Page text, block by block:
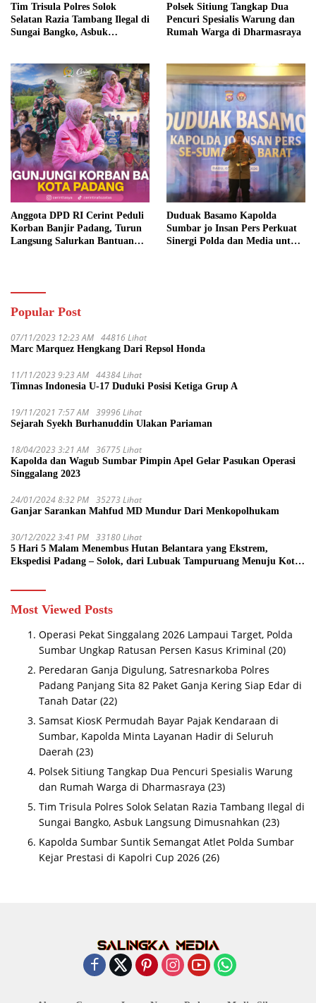
Tim Trisula Polres Solok
Selatan Razia Tambang Ilegal di
Sungai Bangko, Asbuk
Polsek Sitiung Tangkap Dua
Pencuri Spesialis Warung dan
Rumah Warga di Dharmasraya
Anggota DPD RI Cerint Peduli
Korban Banjir Padang, Turun
Langsung Salurkan Bantuan
Duduak Basamo Kapolda
Sumbar jo Insan Pers Perkuat
Sinergi Polda dan Media untuk
Popular Post
07/11/2023 12:23 AM 44816 Lihat
Marc Marquez Hengkang Dari Repsol Honda
11/11/2023 9:23 AM 44384 Lihat
Timnas Indonesia U-17 Duduki Posisi Ketiga Grup A
19/11/2021 7:57 AM 39996 Lihat
Sejarah Syekh Burhanuddin Ulakan Pariaman
18/04/2023 3:21 AM 36775 Lihat
Kapolda dan Wagub Sumbar Pimpin Apel Gelar Pasukan Operasi
Singgalang 2023
24/01/2024 8:32 PM 35273 Lihat
Ganjar Sarankan Mahfud MD Mundur Dari Menkopolhukam
30/12/2022 3:41 PM 33180 Lihat
5 Hari 5 Malam Menembus Hutan Belantara yang Ekstrem,
Ekspedisi Padang – Solok, dari Lubuak Tampuruang Menuju Koto
Most Viewed Posts
Operasi Pekat Singgalang 2026 Lampaui Target, Polda
Sumbar Ungkap Ratusan Persen Kasus Kriminal (20)
Peredaran Ganja Digulung, Satresnarkoba Polres
Padang Panjang Sita 82 Paket Ganja Kering Siap Edar di
Tanah Datar (22)
Samsat KiosK Permudah Bayar Pajak Kendaraan di
Sumbar, Kapolda Minta Layanan Hadir di Seluruh
Daerah (23)
Polsek Sitiung Tangkap Dua Pencuri Spesialis Warung
dan Rumah Warga di Dharmasraya (23)
Tim Trisula Polres Solok Selatan Razia Tambang Ilegal di
Sungai Bangko, Asbuk Langsung Dimusnahkan (23)
Kapolda Sumbar Suntik Semangat Atlet Polda Sumbar
Kejar Prestasi di Kapolri Cup 2026 (26)